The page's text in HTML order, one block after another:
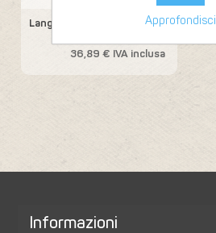
Langhe Nebbiolo
36,89 € IVA inclusa
Informazioni
Approfondisci